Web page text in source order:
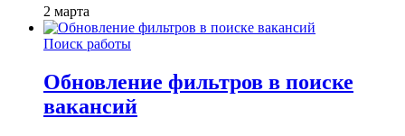
2 марта
Поиск работы
Обновление фильтров в поиске
вакансий